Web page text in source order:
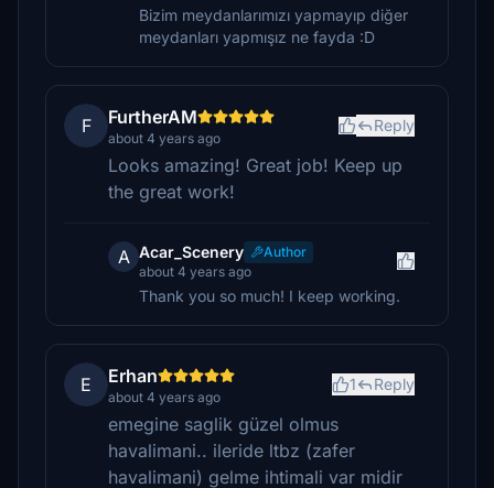
Bizim meydanlarımızı yapmayıp diğer
meydanları yapmışız ne fayda :D
F FurtherAM
about 4 years ago
Reply
Looks amazing! Great job! Keep up
the great work!
A Acar_Scenery
Author
about 4 years ago
Thank you so much! I keep working.
E Erhan
about 4 years ago
1 Reply
emegine saglik güzel olmus
havalimani.. ileride ltbz (zafer
havalimani) gelme ihtimali var midir